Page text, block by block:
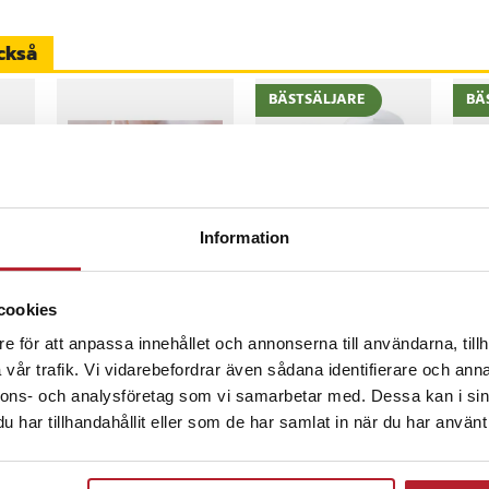
Information
för att anpassa innehållet och annonserna till användarna,
trafik. Vi vidarebefordrar även sådana identifierare och
och analysföretag som vi samarbetar med. Dessa kan i
har tillhandahållit eller som de har samlat in när du har
: 1-2 vardagar
Värdebevis
Pris:1 500 kr
1 500 kr
I lager, levereras inom 1-2 vardagar
Köp
BÄSTSÄLJARE
TP-Link Deco M5
och AC1300-hastighet
Nuvarande pris:
1 369 krTidigare pris:
2 929 kr
1 369 kr 2 929 kr
I lager, levereras inom 1-2 vardagar
Köp
Pris
I